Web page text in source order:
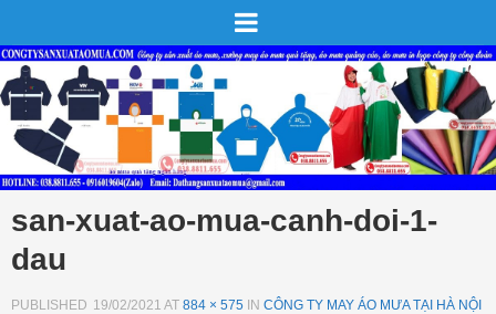
san-xuat-ao-mua-canh-doi-1-
dau
PUBLISHED 19/02/2021 AT 884 × 575 IN CÔNG TY MAY ÁO MƯA TẠI HÀ NỘI